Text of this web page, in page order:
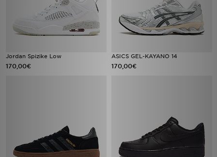
Jordan Spizike Low
170,00€
ASICS GEL-KAYANO 14
170,00€